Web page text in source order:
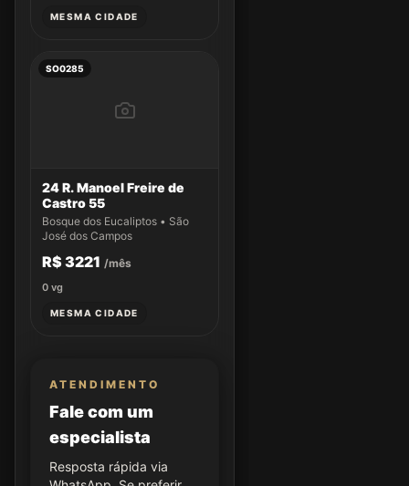
MESMA CIDADE
SO0285
24 R. Manoel Freire de
Castro 55
Bosque dos Eucaliptos • São
José dos Campos
R$ 3221 /mês
0 vg
MESMA CIDADE
ATENDIMENTO
Fale com um
especialista
Resposta rápida via